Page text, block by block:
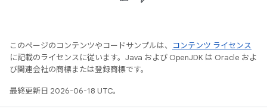
このページのコンテンツやコードサンプルは、
コンテンツ ライセンス
に記載のライセンスに従います。Java および OpenJDK は Oracle およ
び関連会社の商標または登録商標です。
最終更新日 2026-06-18 UTC。